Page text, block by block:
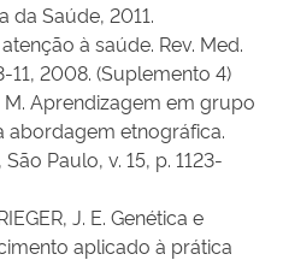
da Saúde, 2011.
à saúde. Rev. Med.
11, 2008. (Suplemento 4)
M. Aprendizagem em grupo
abordagem etnográfica.
Paulo, v. 15, p. 1123-
J. E. Genética e
aplicado à prática